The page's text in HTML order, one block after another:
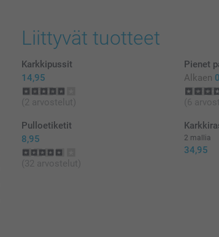
Liittyvät tuotteet
Karkkipussit
14,95
(2 arvostelut)
Pienet
Alkaen
(6
Pulloetiketit
8,95
(32 arvostelut)
2 mallia
34,95